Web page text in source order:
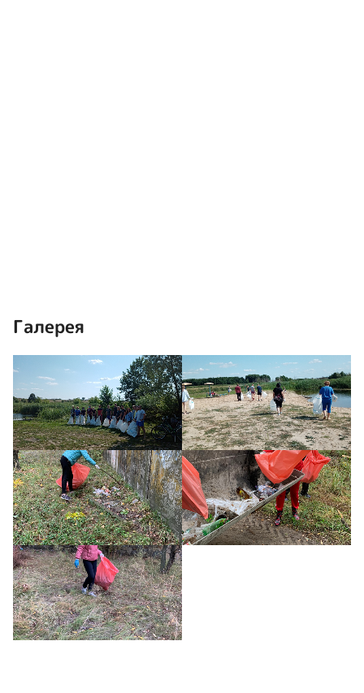
Галерея